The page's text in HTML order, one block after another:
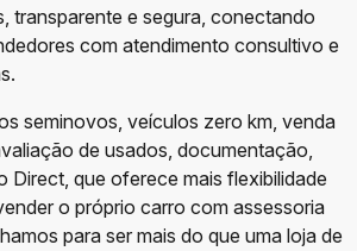
transparente e segura, conectando
com atendimento consultivo e
seminovos, veículos zero km, venda
de usados, documentação,
Direct, que oferece mais flexibilidade
o próprio carro com assessoria
para ser mais do que uma loja de